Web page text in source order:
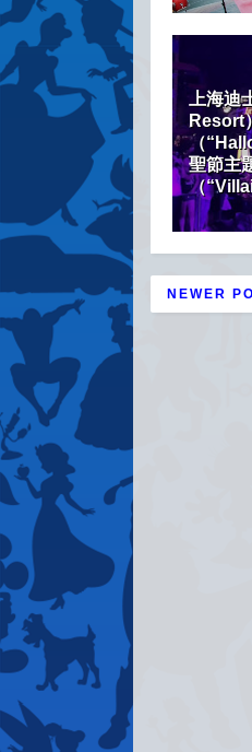
上海
Resort
（
聖節主
（
NEWER